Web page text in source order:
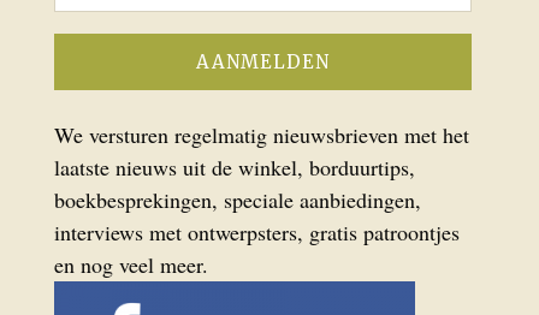
We versturen regelmatig nieuwsbrieven met het
laatste nieuws uit de winkel, borduurtips,
boekbesprekingen, speciale aanbiedingen,
interviews met ontwerpsters, gratis patroontjes
en nog veel meer.